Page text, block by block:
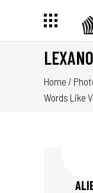
LEXANO
Home /
Words Like